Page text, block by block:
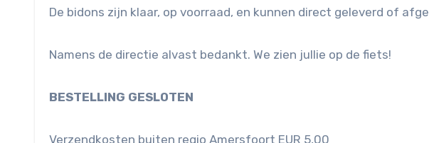
De bidons zijn klaar, op voorraad, en kunnen direct geleverd of
Namens de directie alvast bedankt. We zien jullie op de fiets!
BESTELLING GESLOTEN
Verzendkosten buiten regio Amersfoort EUR 5,00